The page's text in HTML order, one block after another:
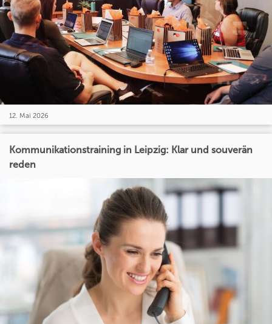
12. Mai 2026
Kommunikationstraining in Leipzig: Klar und souverän
reden